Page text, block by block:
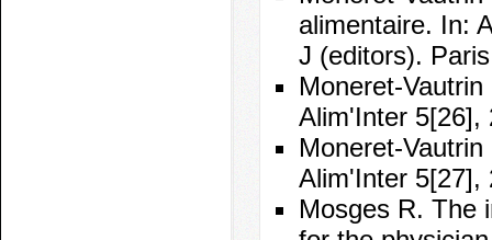
alimentaire. In:
J (editors).
Moneret-
Alim'Inter
Moneret-
Alim'Inter 5[27],
Mosges R. The